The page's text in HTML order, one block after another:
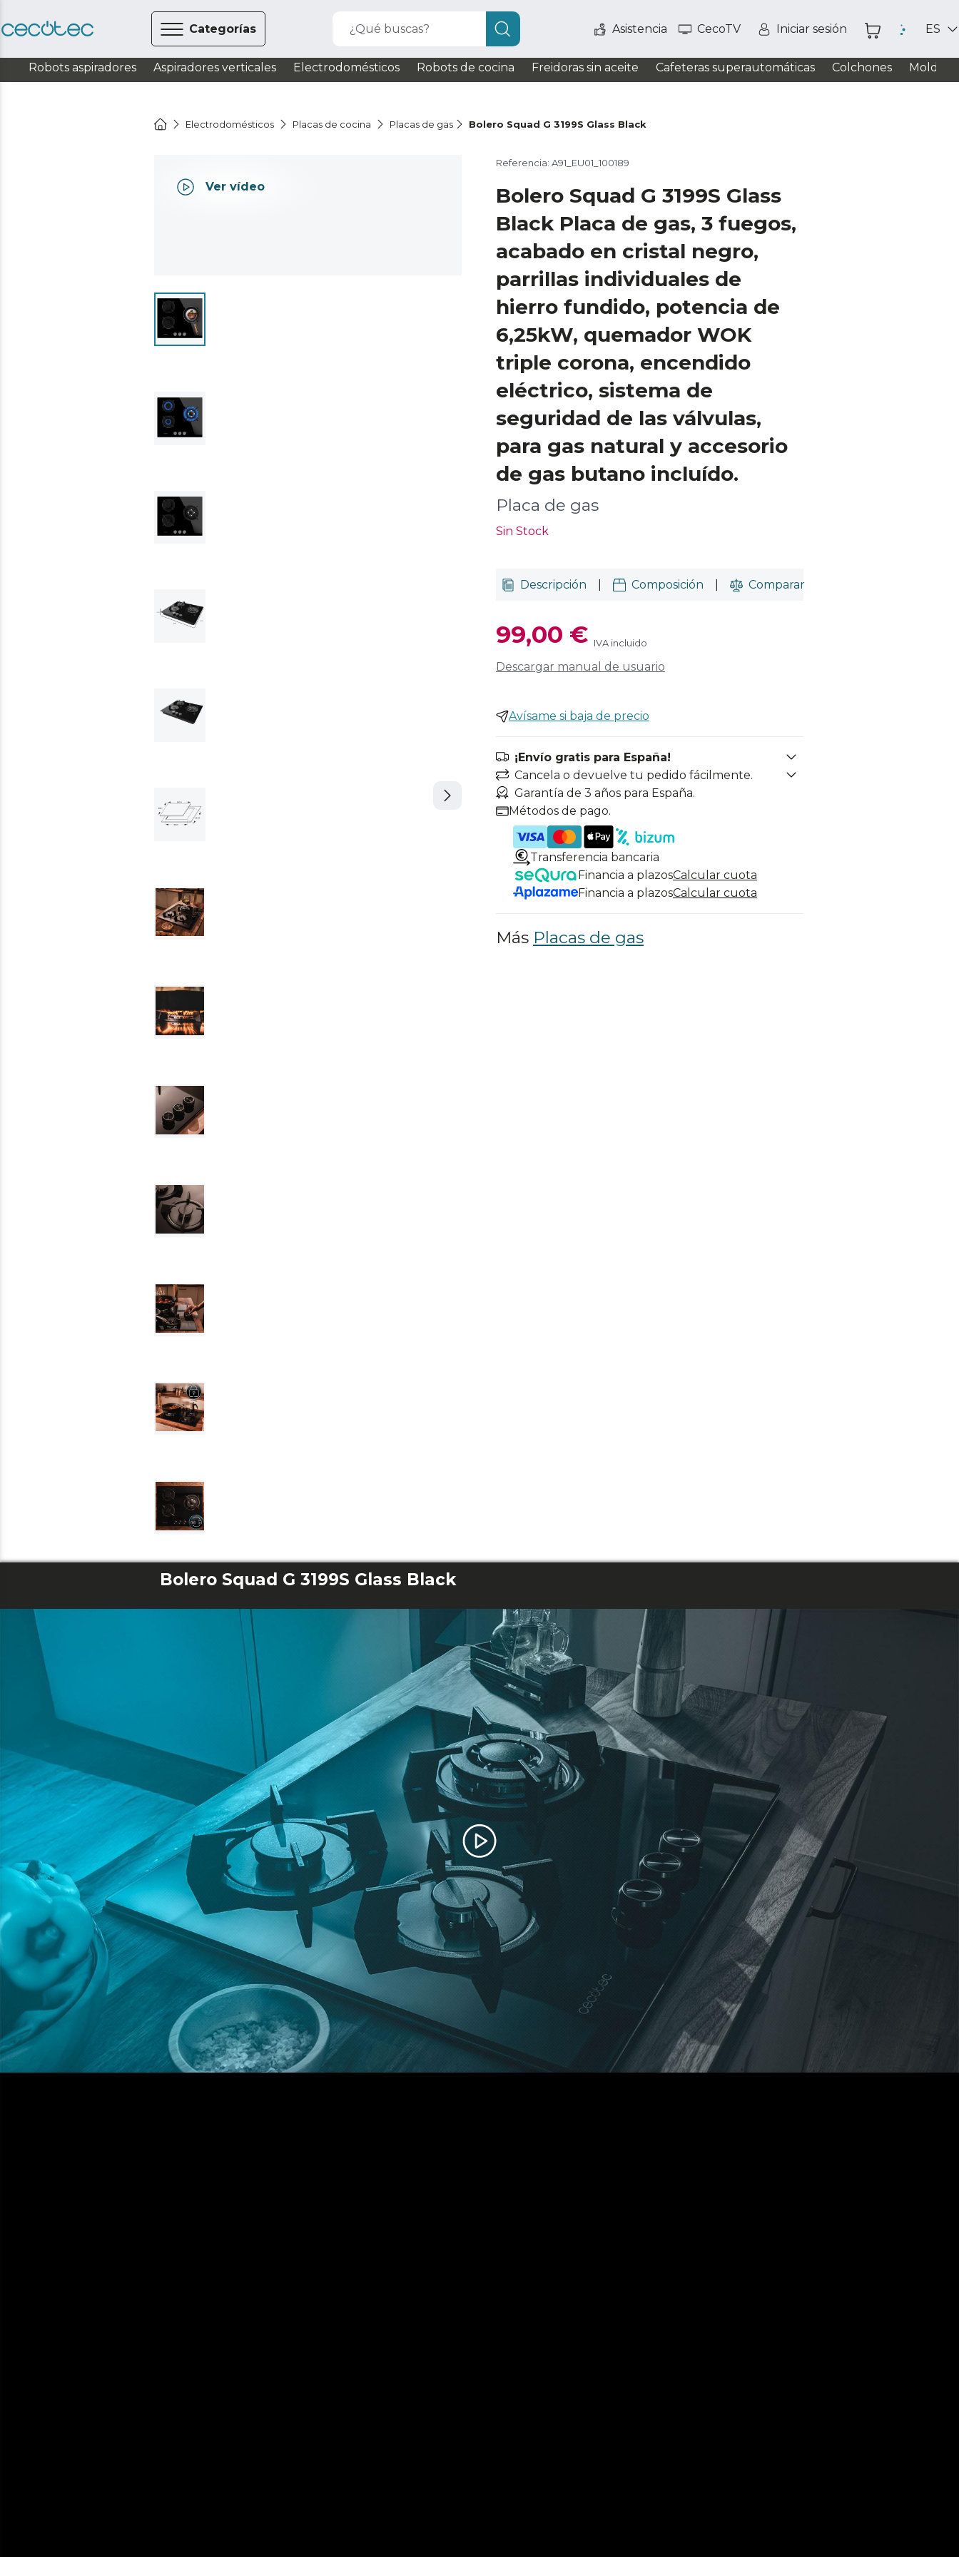
Categorías ¿Qué buscas? Asistencia CecoTV Iniciar sesión ES
Robots aspiradores Aspiradores verticales Electrodomésticos Robots de cocina Freidoras sin aceite Cafeteras superautomáticas Colchones
Electrodomésticos Placas de cocina Placas de gas Bolero Squad G 3199S Glass Black
Ver vídeo
Referencia: A91_EU01_100189
Bolero Squad G 3199S Glass
Black Placa de gas, 3 fuegos,
acabado en cristal negro,
parrillas individuales de
hierro fundido, potencia de
6,25kW, quemador WOK
triple corona, encendido
eléctrico, sistema de
seguridad de las válvulas,
para gas natural y accesorio
de gas butano incluído.
Placa de gas
Sin Stock
Descripción Composición Comparar
99,00 € IVA incluido
Descargar manual de usuario
Avísame si baja de precio
¡Envío gratis para España!
Cancela o devuelve tu pedido fácilmente.
Garantía de 3 años para España.
Métodos de pago.
Transferencia bancaria
Financia a plazosCalcular cuota
Financia a plazosCalcular cuota
Más Placas de gas
Bolero Squad G 3199S Glass Black